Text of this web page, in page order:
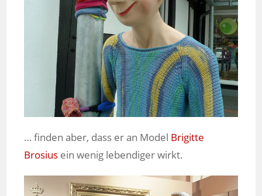
… finden aber, dass er an Model Brigitte
Brosius ein wenig lebendiger wirkt.